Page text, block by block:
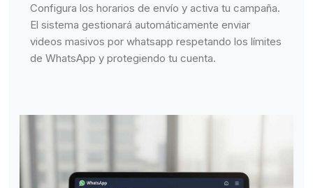
Configura los horarios de envío y activa tu campaña.
El sistema gestionará automáticamente enviar
videos masivos por whatsapp respetando los límites
de WhatsApp y protegiendo tu cuenta.